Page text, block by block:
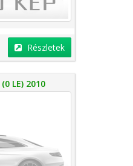
Részletek
(0 LE) 2010